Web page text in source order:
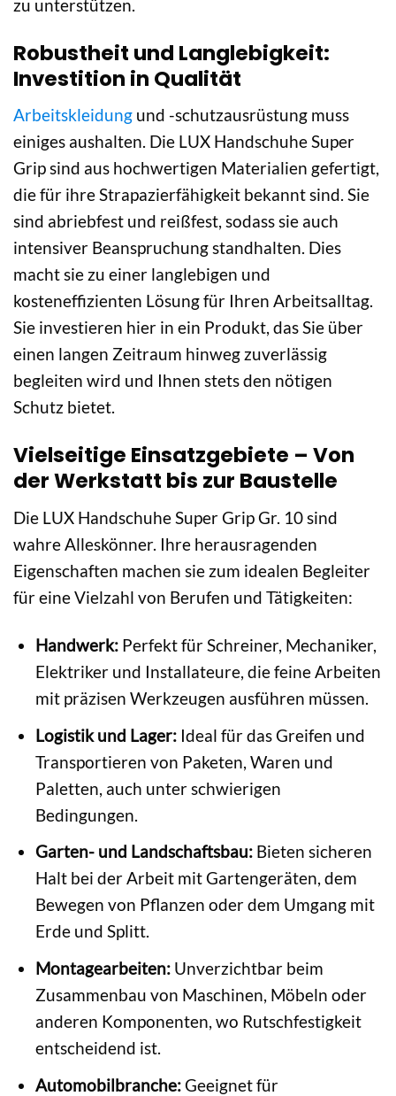
zu unterstützen.
Robustheit und Langlebigkeit:
Investition in Qualität
Arbeitskleidung und -schutzausrüstung muss
einiges aushalten. Die LUX Handschuhe Super
Grip sind aus hochwertigen Materialien gefertigt,
die für ihre Strapazierfähigkeit bekannt sind. Sie
sind abriebfest und reißfest, sodass sie auch
intensiver Beanspruchung standhalten. Dies
macht sie zu einer langlebigen und
kosteneffizienten Lösung für Ihren Arbeitsalltag.
Sie investieren hier in ein Produkt, das Sie über
einen langen Zeitraum hinweg zuverlässig
begleiten wird und Ihnen stets den nötigen
Schutz bietet.
Vielseitige Einsatzgebiete – Von
der Werkstatt bis zur Baustelle
Die LUX Handschuhe Super Grip Gr. 10 sind
wahre Alleskönner. Ihre herausragenden
Eigenschaften machen sie zum idealen Begleiter
für eine Vielzahl von Berufen und Tätigkeiten:
Handwerk:Perfekt für Schreiner, Mechaniker,
Elektriker und Installateure, die feine Arbeiten
mit präzisen Werkzeugen ausführen müssen.
Logistik und Lager:Ideal für das Greifen und
Transportieren von Paketen, Waren und
Paletten, auch unter schwierigen
Bedingungen.
Garten- und Landschaftsbau:Bieten sicheren
Halt bei der Arbeit mit Gartengeräten, dem
Bewegen von Pflanzen oder dem Umgang mit
Erde und Splitt.
Montagearbeiten:Unverzichtbar beim
Zusammenbau von Maschinen, Möbeln oder
anderen Komponenten, wo Rutschfestigkeit
entscheidend ist.
Automobilbranche:Geeignet für